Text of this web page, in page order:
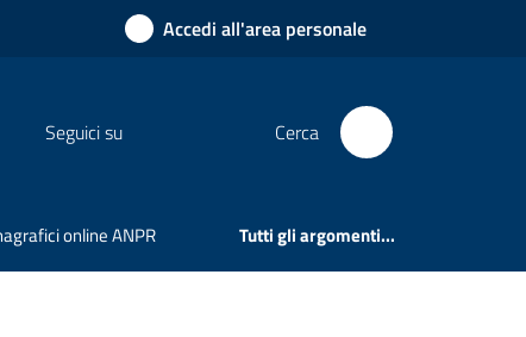
Accedi all'area personale
Seguici su Cerca
online ANPR Tutti gli argomenti...